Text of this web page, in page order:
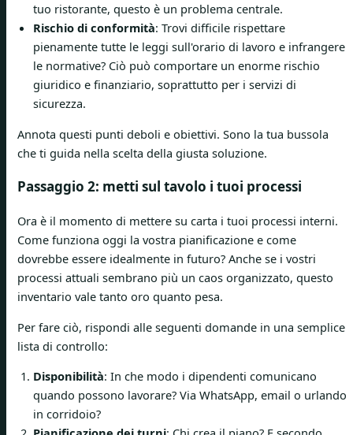
tuo ristorante, questo è un problema centrale.
Rischio di conformità: Trovi difficile rispettare
pienamente tutte le leggi sull'orario di lavoro e infrangere
le normative? Ciò può comportare un enorme rischio
giuridico e finanziario, soprattutto per i servizi di
sicurezza.
Annota questi punti deboli e obiettivi. Sono la tua bussola
che ti guida nella scelta della giusta soluzione.
Passaggio 2: metti sul tavolo i tuoi processi
Ora è il momento di mettere su carta i tuoi processi interni.
Come funziona oggi la vostra pianificazione e come
dovrebbe essere idealmente in futuro? Anche se i vostri
processi attuali sembrano più un caos organizzato, questo
inventario vale tanto oro quanto pesa.
Per fare ciò, rispondi alle seguenti domande in una semplice
lista di controllo:
Disponibilità: In che modo i dipendenti comunicano
quando possono lavorare? Via WhatsApp, email o urlando
in corridoio?